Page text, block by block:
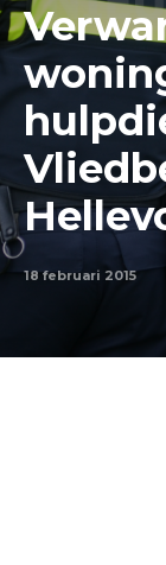
18 februari 2015